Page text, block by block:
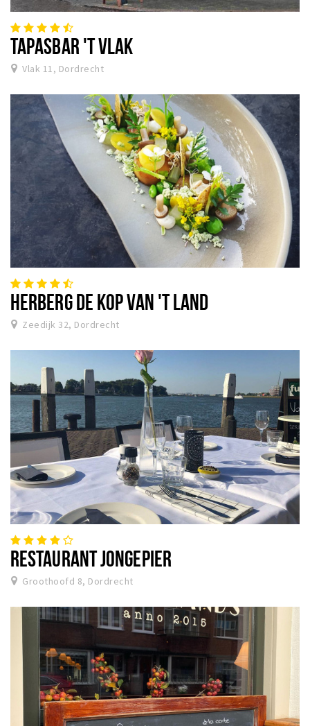
TAPASBAR 'T VLAK
Vlak 11, Dordrecht
HERBERG DE KOP VAN 'T LAND
Zeedijk 32, Dordrecht
RESTAURANT JONGEPIER
Groothoofd 8, Dordrecht